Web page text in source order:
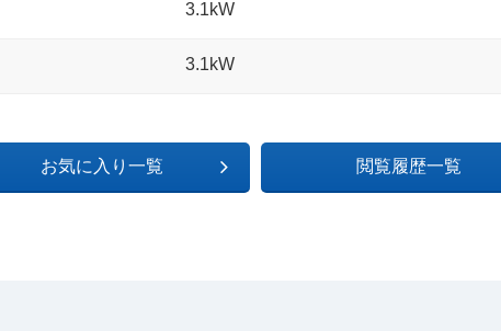
3.1kW
3.1kW
お気に入り一覧 閲覧履歴一覧